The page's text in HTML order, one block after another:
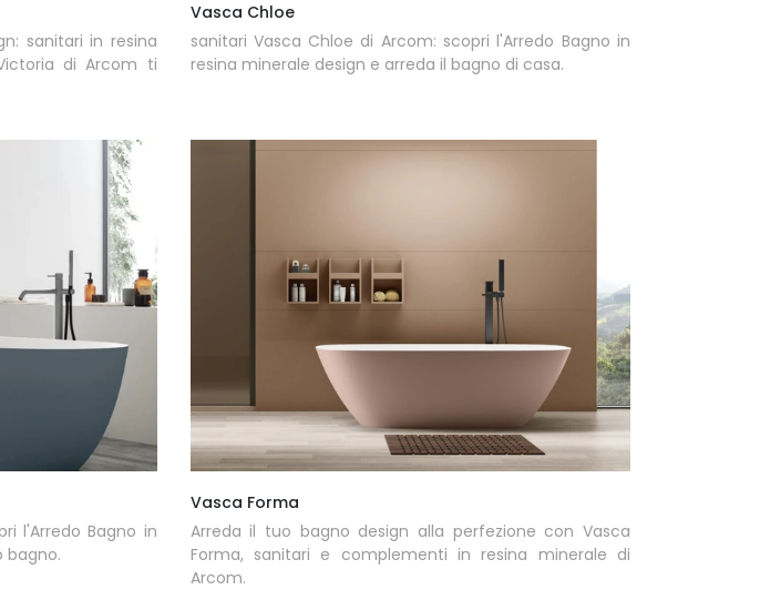
sanitari in resina
di Arcom ti
Vasca Chloe
sanitari Vasca Chloe di Arcom: scopri l'Arredo Bagno in
resina minerale design e arreda il bagno di casa.
l'Arredo Bagno in
bagno.
Vasca Forma
Arreda il tuo bagno design alla perfezione con Vasca
Forma, sanitari e complementi in resina minerale di
Arcom.